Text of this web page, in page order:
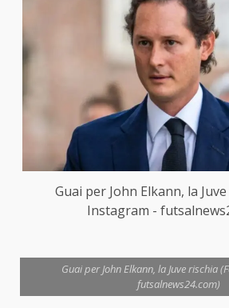
Guai per John Elkann, la
Instagram -
Guai per John Elkann, la Juve rischia
futsalnews24.com)